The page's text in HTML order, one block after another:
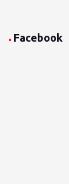
Facebook